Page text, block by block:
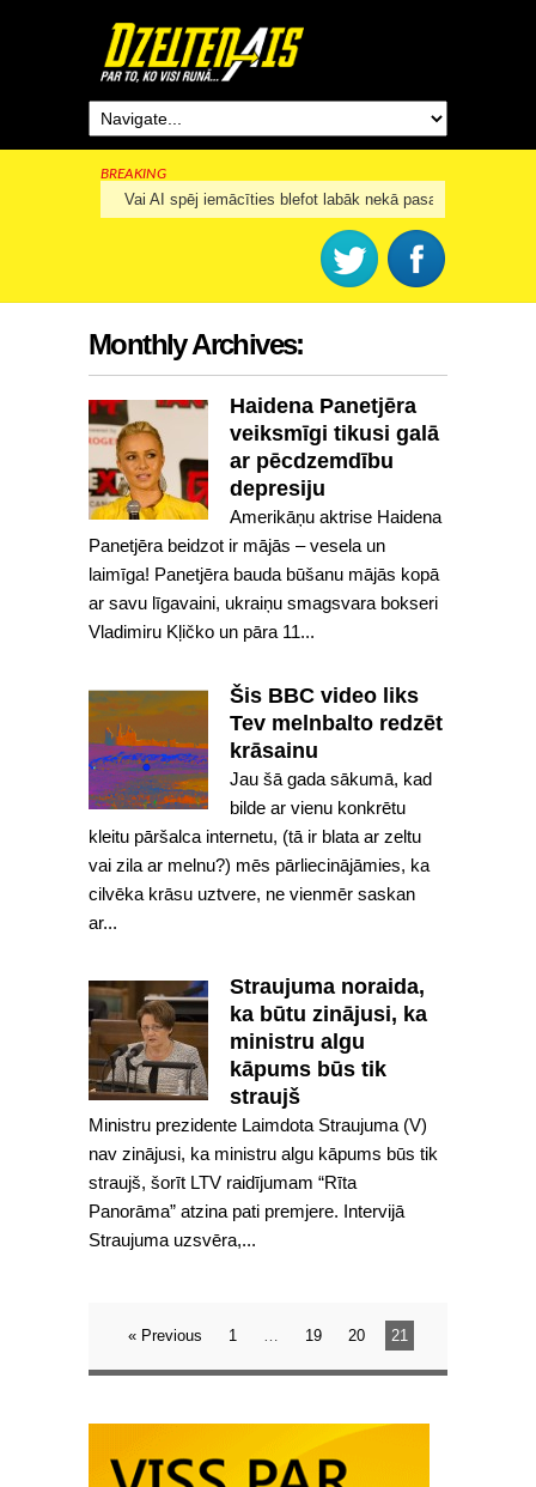
BREAKING
Vai AI spēj iemācīties blefot labāk nekā pasaules labākie
Monthly Archives:
Haidena Panetjēra
veiksmīgi tikusi galā
ar pēcdzemdību
depresiju
Amerikāņu aktrise Haidena
Panetjēra beidzot ir mājās – vesela un
laimīga! Panetjēra bauda būšanu mājās kopā
ar savu līgavaini, ukraiņu smagsvara bokseri
Vladimiru Kļičko un pāra 11...
Šis BBC video liks
Tev melnbalto redzēt
krāsainu
Jau šā gada sākumā, kad
bilde ar vienu konkrētu
kleitu pāršalca internetu, (tā ir blata ar zeltu
vai zila ar melnu?) mēs pārliecinājāmies, ka
cilvēka krāsu uztvere, ne vienmēr saskan
ar...
Straujuma noraida,
ka būtu zinājusi, ka
ministru algu
kāpums būs tik
straujš
Ministru prezidente Laimdota Straujuma (V)
nav zinājusi, ka ministru algu kāpums būs tik
straujš, šorīt LTV raidījumam “Rīta
Panorāma” atzina pati premjere. Intervijā
Straujuma uzsvēra,...
« Previous 1 … 19 20 21